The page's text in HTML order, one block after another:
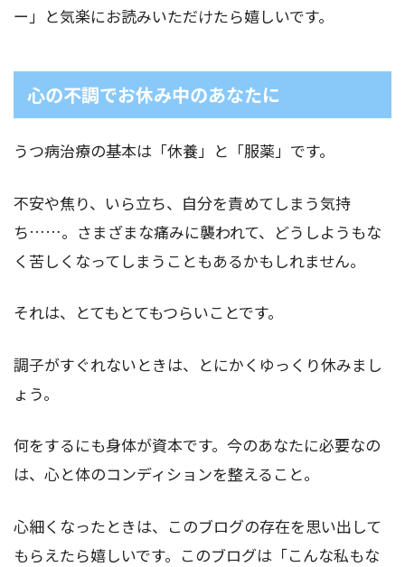
ー」と気楽にお読みいただけたら嬉しいです。
心の不調でお休み中のあなたに
うつ病治療の基本は「休養」と「服薬」です。
不安や焦り、いら立ち、自分を責めてしまう気持
ち……。さまざまな痛みに襲われて、どうしようもな
く苦しくなってしまうこともあるかもしれません。
それは、とてもとてもつらいことです。
調子がすぐれないときは、とにかくゆっくり休みまし
ょう。
何をするにも身体が資本です。今のあなたに必要なの
は、心と体のコンディションを整えること。
心細くなったときは、このブログの存在を思い出して
もらえたら嬉しいです。このブログは「こんな私もな